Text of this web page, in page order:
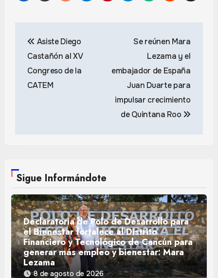
de
entradas
Asiste Diego
Castañón al XV
Congreso de la
CATEM
Se reúnen Mara
Lezama y el
embajador de España
Juan Duarte para
impulsar crecimiento
de Quintana Roo
Sigue Informándote
Declaratoria de Polo de Desarrollo para
el Bienestar fortalece al Distrito
Financiero y Tecnológico de Cancún para
generar más empleo y bienestar: Mara
Lezama
8 de agosto de 2026